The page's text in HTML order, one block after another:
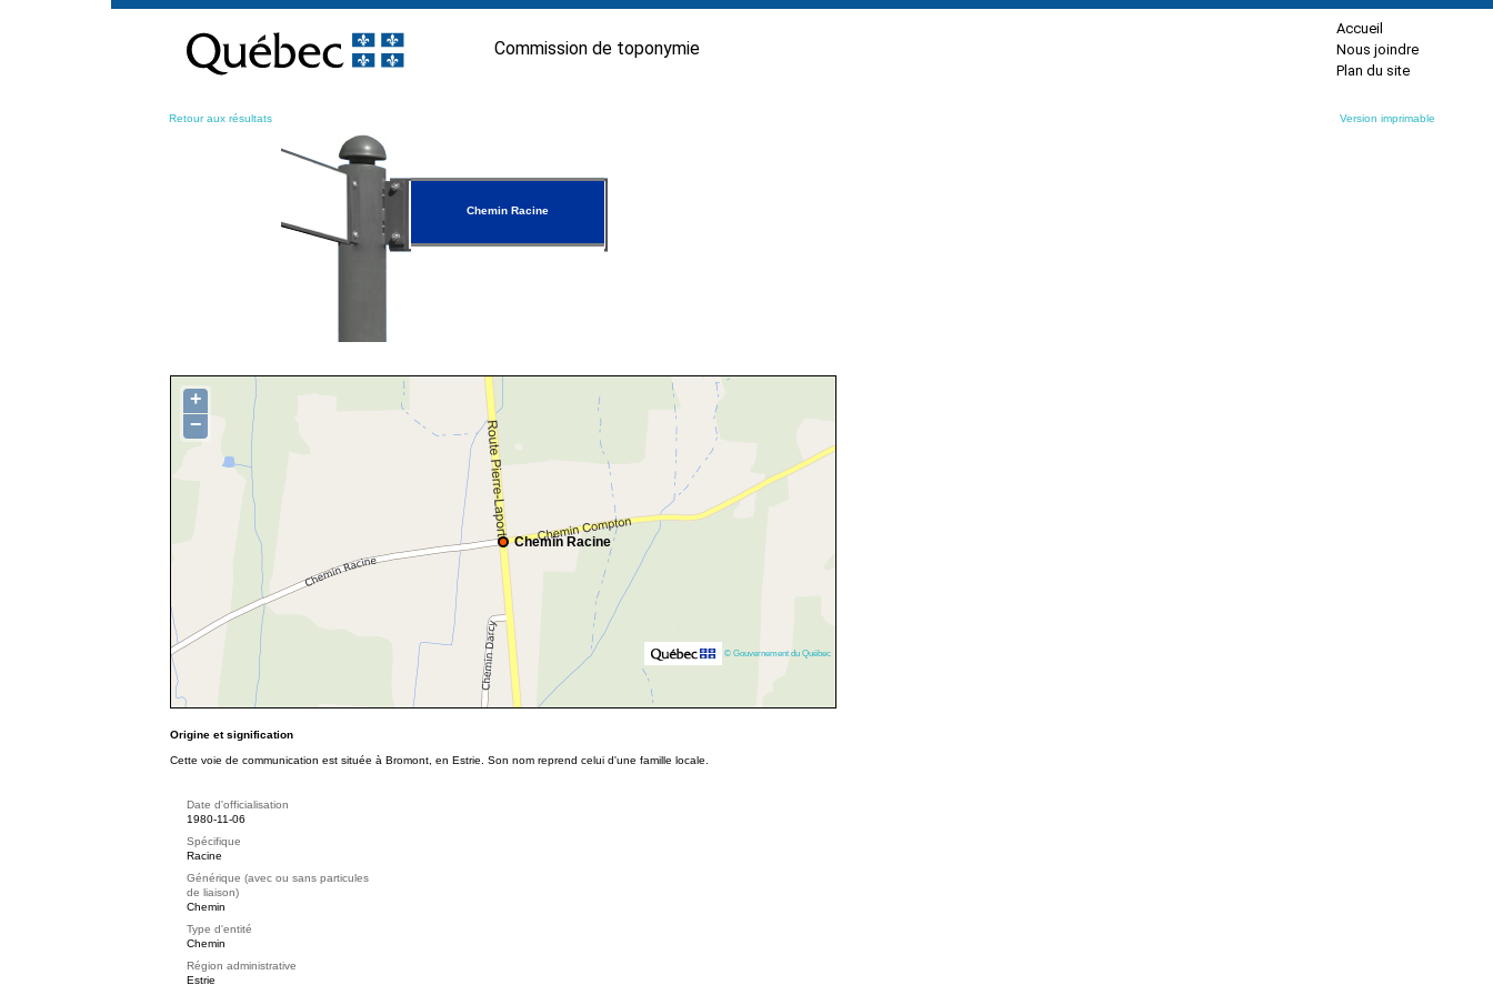
contenu
Commission de toponymie
Accueil
Nous joindre
Plan du site
Retour aux résultats Version imprimable
Chemin Racine
Chemin Racine
+
−
© Gouvernement du Québec
Origine et signification
Cette voie de communication est située à Bromont, en Estrie. Son nom reprend celui d'une famille locale.
Date d'officialisation
1980-11-06
Spécifique
Racine
Générique (avec ou sans particules
de liaison)
Chemin
Type d'entité
Chemin
Région administrative
Estrie